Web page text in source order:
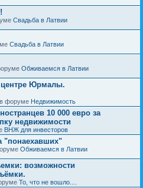
Свадьба в Латвии
Свадьба в Латвии
Обживаемся в Латвии
центре Юрмалы.
форуме Недвижимость
10 000 евро за
недвижимости
ВНЖ для инвесторов
"понаехавших"
Обживаемся в Латвии
возможности
То, что не вошло....